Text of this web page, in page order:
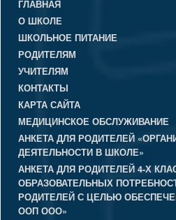
ГЛАВНАЯ
О ШКОЛЕ
ШКОЛЬНОЕ ПИТАНИЕ
РОДИТЕЛЯМ
УЧИТЕЛЯМ
КОНТАКТЫ
КАРТА САЙТА
МЕДИЦИНСКОЕ ОБСЛУЖИВАНИЕ
АНКЕТА ДЛЯ РОДИТЕЛЕЙ
ДЕЯТЕЛЬНОСТИ В ШКОЛЕ»
АНКЕТА ДЛЯ РОДИТЕЛЕЙ 4-Х
ОБРАЗОВАТЕЛЬНЫХ
РОДИТЕЛЕЙ С ЦЕЛЬЮ
ООП ООО»